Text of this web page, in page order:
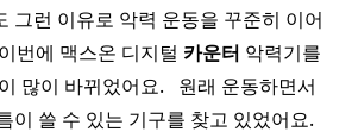
그런 이유로 악력 운동을 꾸준히 이어
번에 맥스온 디지털 카운터 악력기를
많이 바뀌었어요. ​ ​ 원래 운동하면서
이 쓸 수 있는 기구를 찾고 있었어요.